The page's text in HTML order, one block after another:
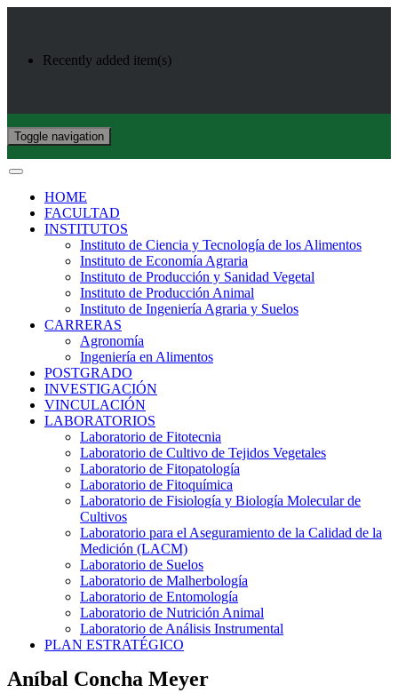
Recently added item(s)
Toggle navigation
HOME
FACULTAD
INSTITUTOS
Instituto de Ciencia y Tecnología de los Alimentos
Instituto de Economía Agraria
Instituto de Producción y Sanidad Vegetal
Instituto de Producción Animal
Instituto de Ingeniería Agraria y Suelos
CARRERAS
Agronomía
Ingeniería en Alimentos
POSTGRADO
INVESTIGACIÓN
VINCULACIÓN
LABORATORIOS
Laboratorio de Fitotecnia
Laboratorio de Cultivo de Tejidos Vegetales
Laboratorio de Fitopatología
Laboratorio de Fitoquímica
Laboratorio de Fisiología y Biología Molecular de
Cultivos
Laboratorio para el Aseguramiento de la Calidad de la
Medición (LACM)
Laboratorio de Suelos
Laboratorio de Malherbología
Laboratorio de Entomología
Laboratorio de Nutrición Animal
Laboratorio de Análisis Instrumental
PLAN ESTRATÉGICO
Aníbal Concha Meyer